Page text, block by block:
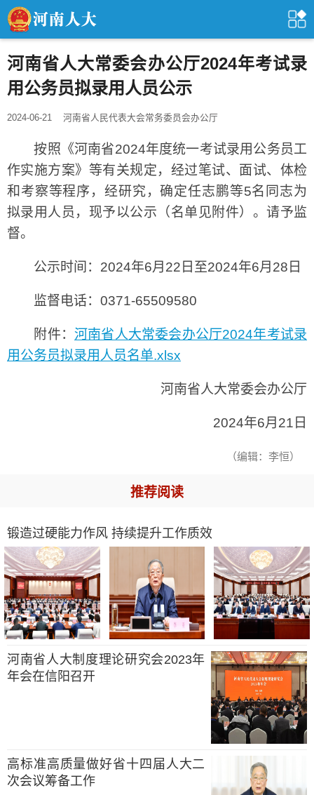
河南省人大常委会办公厅2024年考试录
用公务员拟录用人员公示
2024-06-21 河南省人民代表大会常务委员会办公厅
按照《河南省2024年度统一考试录用公务员工
作实施方案》等有关规定，经过笔试、面试、体检
和考察等程序，经研究，确定任志鹏等5名同志为
拟录用人员，现予以公示（名单见附件）。请予监
督。
公示时间：2024年6月22日至2024年6月28日
监督电话：0371-65509580
附件： 河南省人大常委会办公厅2024年考试录
用公务员拟录用人员名单.xlsx
河南省人大常委会办公厅
2024年6月21日
（编辑：李恒）
推荐阅读
锻造过硬能力作风 持续提升工作质效
河南省人大制度理论研究会2023年
年会在信阳召开
高标准高质量做好省十四届人大二
次会议筹备工作